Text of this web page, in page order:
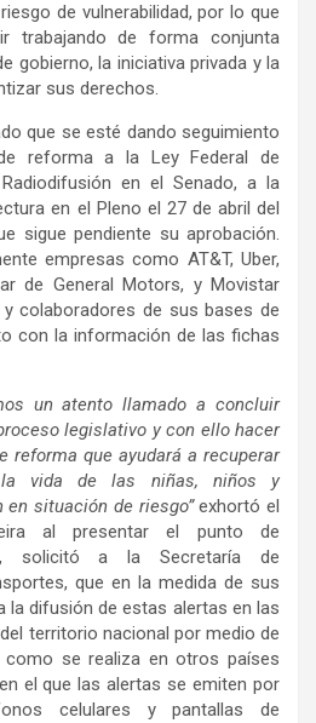
de vulnerabilidad, por lo que
trabajando de forma conjunta
gobierno, la iniciativa privada y la
sus derechos.
que se esté dando seguimiento
reforma a la Ley Federal de
en el Senado, a la
en el Pleno el 27 de abril del
sigue pendiente su aprobación.
empresas como AT&T, Uber,
de General Motors, y Movistar
colaboradores de sus bases de
con la información de las fichas
un atento llamado a concluir
legislativo y con ello hacer
reforma que ayudará a recuperar
vida de las niñas, niños y
en situación de riesgo”exhortó el
al presentar el punto de
solicitó a la Secretaría de
que en la medida de sus
la difusión de estas alertas en las
territorio nacional por medio de
como se realiza en otros países
el que las alertas se emiten por
celulares y pantallas de